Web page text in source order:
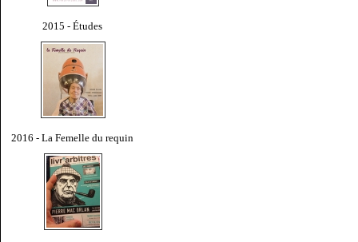
2015 - Études
2016 - La Femelle du requin